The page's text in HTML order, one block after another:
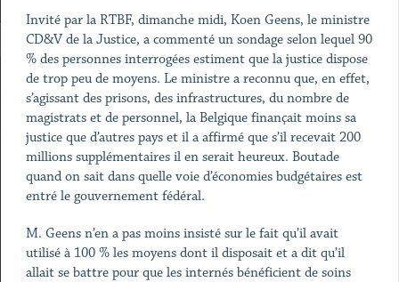
Invité par la RTBF, dimanche midi, Koen Geens, le ministre
CD&V de la Justice, a commenté un sondage selon lequel 90
% des personnes interrogées estiment que la justice dispose
de trop peu de moyens. Le ministre a reconnu que, en effet,
s’agissant des prisons, des infrastructures, du nombre de
magistrats et de personnel, la Belgique finançait moins sa
justice que d’autres pays et il a affirmé que s’il recevait 200
millions supplémentaires il en serait heureux. Boutade
quand on sait dans quelle voie d’économies budgétaires est
entré le gouvernement fédéral.
M. Geens n’en a pas moins insisté sur le fait qu’il avait
utilisé à 100 % les moyens dont il disposait et a dit qu’il
allait se battre pour que les internés bénéficient de soins